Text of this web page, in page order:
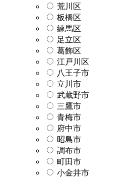
荒川区
板橋区
練馬区
足立区
葛飾区
江戸川区
八王子市
立川市
武蔵野市
三鷹市
青梅市
府中市
昭島市
調布市
町田市
小金井市